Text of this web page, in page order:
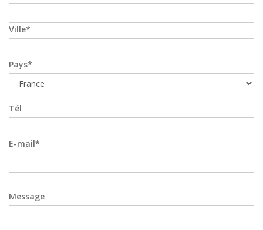
Ville
Pays
Tél
E-mail
Message